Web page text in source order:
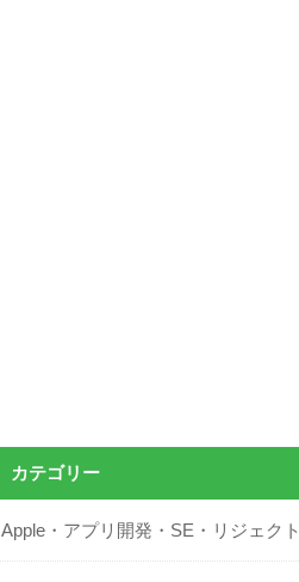
カテゴリー
Apple・アプリ開発・SE・リジェクト